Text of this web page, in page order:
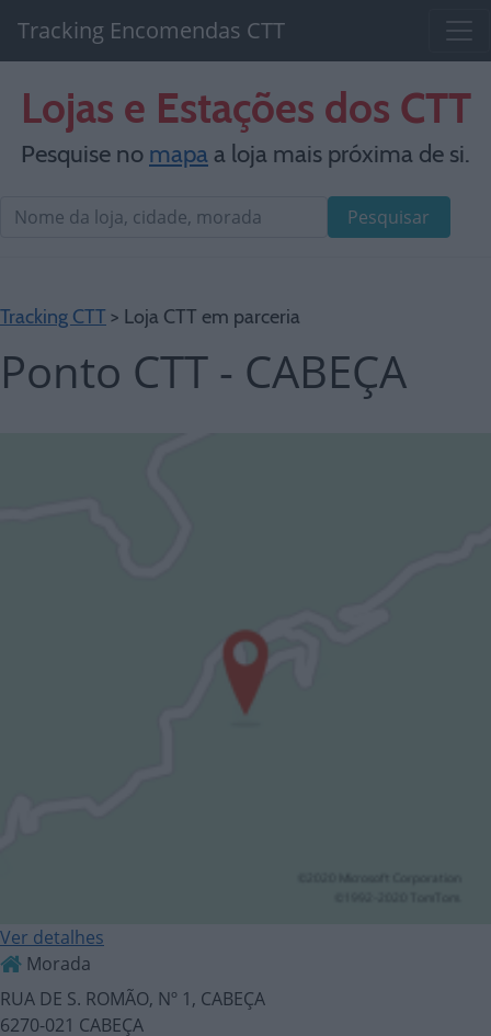
Tracking Encomendas CTT
Lojas e Estações dos CTT
Pesquise no mapaa loja mais próxima de si.
Pesquisar
Tracking CTT > Loja CTT em parceria
Ponto CTT - CABEÇA
Ver detalhes
Morada
RUA DE S. ROMÃO, Nº 1, CABEÇA
6270-021 CABEÇA